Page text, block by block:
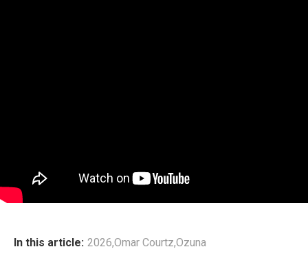
In this article: 2026,Omar Courtz,Ozuna